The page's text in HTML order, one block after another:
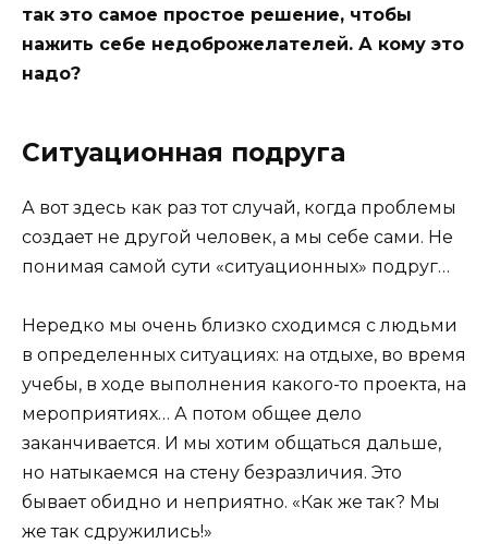
так это самое простое решение, чтобы
нажить себе недоброжелателей. А кому это
надо?
Ситуационная подруга
А вот здесь как раз тот случай, когда проблемы
создает не другой человек, а мы себе сами. Не
понимая самой сути «ситуационных» подруг…
Нередко мы очень близко сходимся с людьми
в определенных ситуациях: на отдыхе, во время
учебы, в ходе выполнения какого-то проекта, на
мероприятиях… А потом общее дело
заканчивается. И мы хотим общаться дальше,
но натыкаемся на стену безразличия. Это
бывает обидно и неприятно. «Как же так? Мы
же так сдружились!»